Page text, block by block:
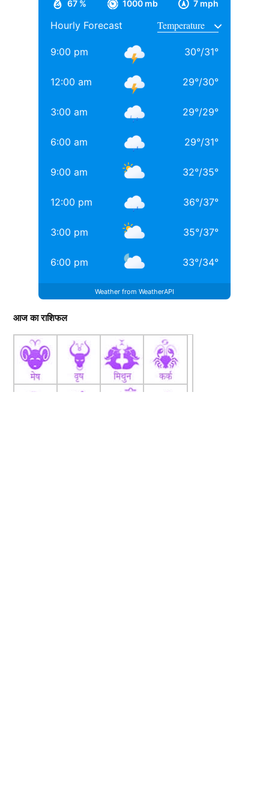
ऑफ कॉमर्स एंड इकोनॉमिक्स से ग्रेजुएशन पूरा किया, जहां उनके
साथ अनिल थडानी, करण जौहर और अभिषेक कपूर भी पढ़ाई कर
Daughters of Bollywood Actresses: मां से भी ज्यादा
खूबसूरत? इन 3 बॉलीवुड एक्ट्रेसेस की बेटियों ने लूटी महफिल
बॉलीवुड की 3 सबसे बड़ी हीरोइन्स जिनकी नानी-परनानी कोठे पर
नाचती थीं, नाम जानकर होगी हैरानी
Aditya chopra
67 % 1000 mb 7 mph
Hourly Forecast
9:00 pm 30°/31°
12:00 am 29°/30°
3:00 am 29°/29°
6:00 am 29°/31°
9:00 am 32°/35°
12:00 pm 36°/37°
3:00 pm 35°/37°
6:00 pm 33°/34°
Weather from WeatherAPI
आज का राशिफल